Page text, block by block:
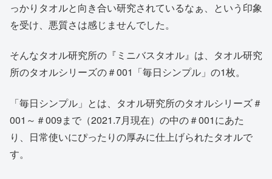
っかりタオルと向き合い研究されているなぁ、という印象
を受け、悪質さは感じませんでした。
そんなタオル研究所の『ミニバスタオル』は、タオル研究
所のタオルシリーズの＃001「毎日シンプル」の1枚。
「毎日シンプル」とは、タオル研究所のタオルシリーズ＃
001～＃009まで（2021.7月現在）の中の＃001にあた
り、日常使いにぴったりの厚みに仕上げられたタオルで
す。